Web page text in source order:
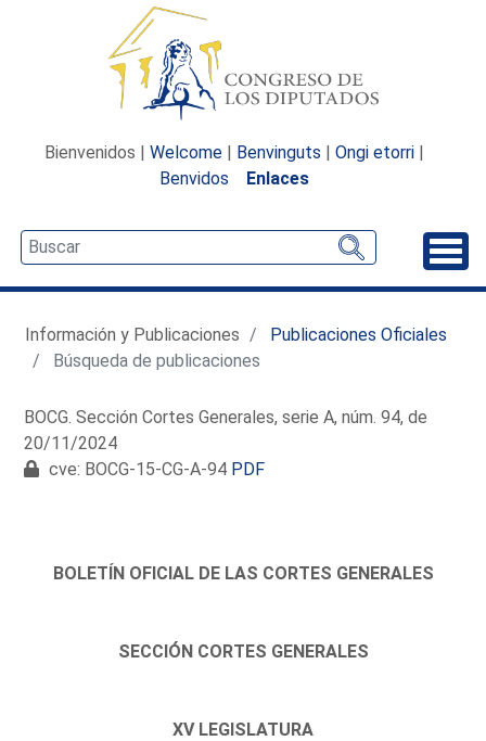
Bienvenidos | Welcome | Benvinguts | Ongi etorri |
Benvidos
Enlaces
Información y Publicaciones
Publicaciones Oficiales
Búsqueda de publicaciones
BOCG. Sección Cortes Generales, serie A, núm. 94, de
20/11/2024
cve: BOCG-15-CG-A-94 PDF
BOLETÍN OFICIAL DE LAS CORTES GENERALES
SECCIÓN CORTES GENERALES
XV LEGISLATURA